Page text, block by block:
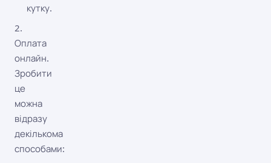
кутку.
2.
Оплата
онлайн.
Зробити
це
можна
відразу
декількома
способами: